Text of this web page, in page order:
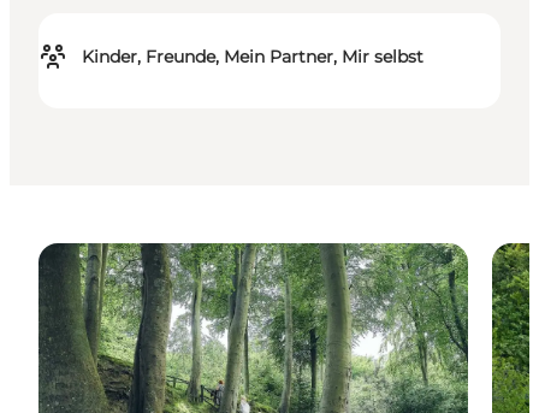
Kinder, Freunde, Mein Partner, Mir selbst